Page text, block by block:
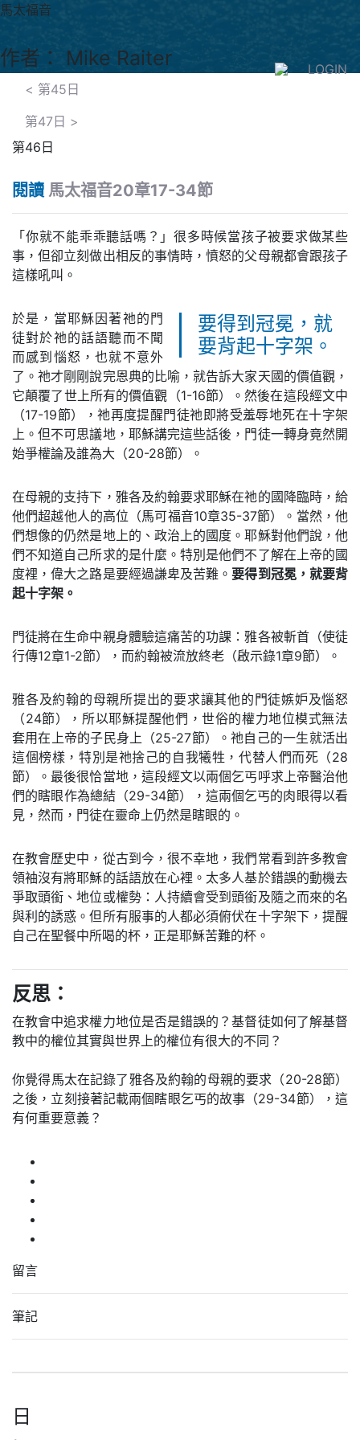
LOGIN
馬太福音
作者： Mike Raiter
< 第45日
第47日 >
第46日
閱讀 馬太福音20章17-34節
「你就不能乖乖聽話嗎？」很多時候當孩子被要求做某些
事，但卻立刻做出相反的事情時，憤怒的父母親都會跟孩子
這樣吼叫。
要得到冠冕，就
要背起十字架。
於是，當耶穌因著祂的門
徒對於祂的話語聽而不聞
而感到惱怒，也就不意外
了。祂才剛剛說完恩典的比喻，就告訴大家天國的價值觀，
它顛覆了世上所有的價值觀（1-16節）。然後在這段經文中
（17-19節），祂再度提醒門徒祂即將受羞辱地死在十字架
上。但不可思議地，耶穌講完這些話後，門徒一轉身竟然開
始爭權論及誰為大（20-28節）。
在母親的支持下，雅各及約翰要求耶穌在祂的國降臨時，給
他們超越他人的高位（馬可福音10章35-37節）。當然，他
們想像的仍然是地上的、政治上的國度。耶穌對他們說，他
們不知道自己所求的是什麼。特別是他們不了解在上帝的國
度裡，偉大之路是要經過謙卑及苦難。要得到冠冕，就要背
起十字架。
門徒將在生命中親身體驗這痛苦的功課：雅各被斬首（使徒
行傳12章1-2節），而約翰被流放終老（啟示錄1章9節）。
雅各及約翰的母親所提出的要求讓其他的門徒嫉妒及惱怒
（24節），所以耶穌提醒他們，世俗的權力地位模式無法
套用在上帝的子民身上（25-27節）。祂自己的一生就活出
這個榜樣，特別是祂捨己的自我犧牲，代替人們而死（28
節）。最後很恰當地，這段經文以兩個乞丐呼求上帝醫治他
們的瞎眼作為總結（29-34節），這兩個乞丐的肉眼得以看
見，然而，門徒在靈命上仍然是瞎眼的。
在教會歷史中，從古到今，很不幸地，我們常看到許多教會
領袖沒有將耶穌的話語放在心裡。太多人基於錯誤的動機去
爭取頭銜、地位或權勢：人持續會受到頭銜及隨之而來的名
與利的誘惑。但所有服事的人都必須俯伏在十字架下，提醒
自己在聖餐中所喝的杯，正是耶穌苦難的杯。
反思：
在教會中追求權力地位是否是錯誤的？基督徒如何了解基督
教中的權位其實與世界上的權位有很大的不同？
你覺得馬太在記錄了雅各及約翰的母親的要求（20-28節）
之後，立刻接著記載兩個瞎眼乞丐的故事（29-34節），這
有何重要意義？
留言
筆記
日